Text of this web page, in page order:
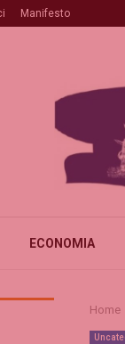
Manifesto
ECONOMIA
Home